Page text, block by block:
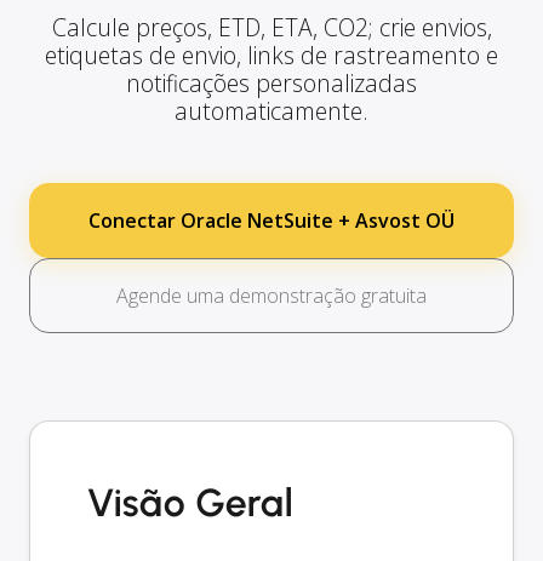
Calcule preços, ETD, ETA, CO2; crie envios,
etiquetas de envio, links de rastreamento e
notificações personalizadas
automaticamente.
Conectar Oracle NetSuite + Asvost OÜ
Agende uma demonstração gratuita
Visão Geral